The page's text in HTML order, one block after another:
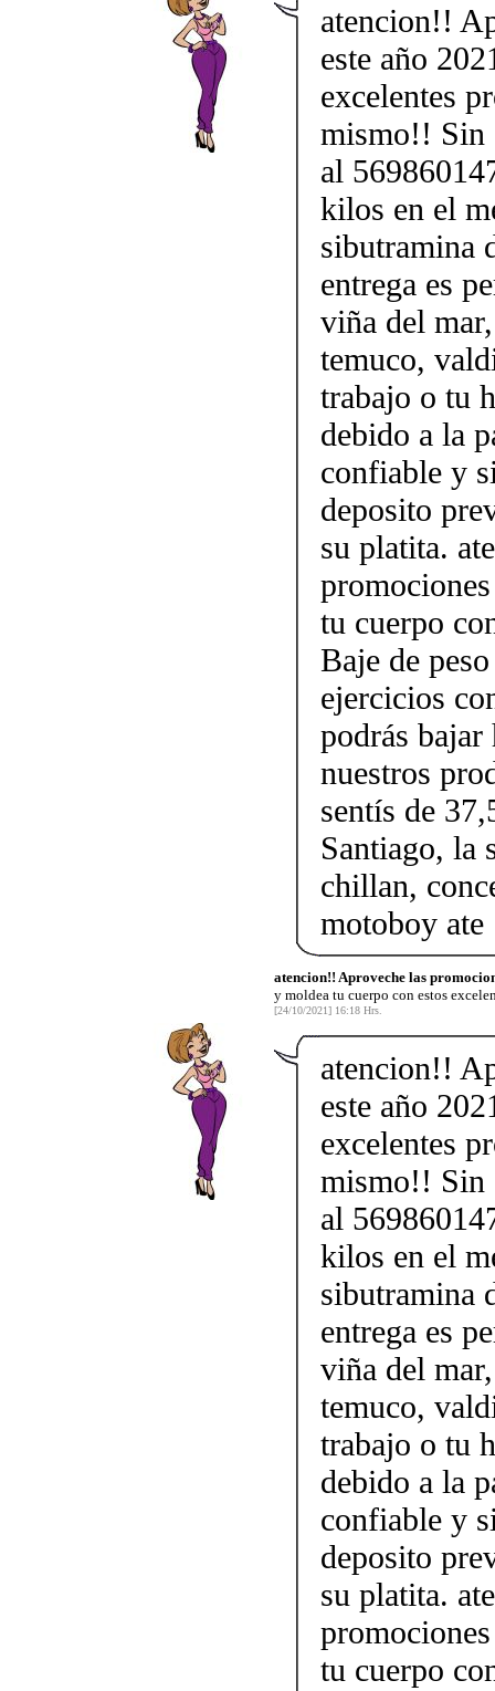
atencion!!
este año
excelentes
mismo!! Sin
al
kilos en el
sibutramina
entrega es
viña del
temuco,
trabajo o tu
debido a la
confiable y
deposito
su platita.
tu cuerpo
Baje de
ejercicios
podrás bajar
nuestros
sentís de
Santiago, la
chillan,
motoboy ate
atencion!! Aproveche las
y moldea tu cuerpo con estos
[24/10/2021] 16:18 Hrs.
atencion!!
este año
excelentes
mismo!! Sin
al
kilos en el
sibutramina
entrega es
viña del
temuco,
trabajo o tu
debido a la
confiable y
deposito
su platita.
tu cuerpo